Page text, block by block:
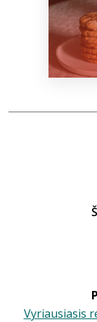
Vyriausiasis